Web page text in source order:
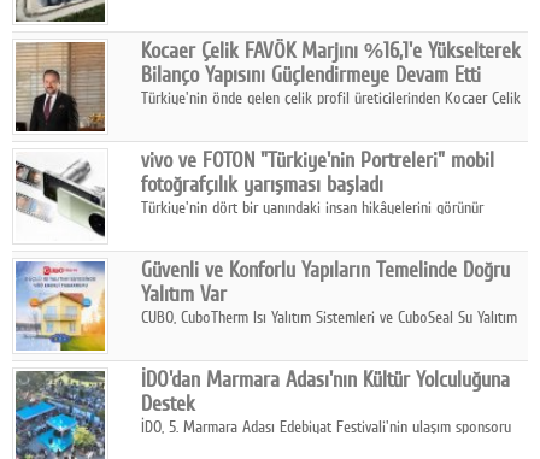
hasılatıyla Türkiye'nin en büyük 83. firması oldu.
Kocaer Çelik FAVÖK Marjını %16,1'e Yükselterek
Bilanço Yapısını Güçlendirmeye Devam Etti
Türkiye'nin önde gelen çelik profil üreticilerinden Kocaer Çelik
Çelik FAVÖK Marjını %16,1'e yükseltti.
vivo ve FOTON "Türkiye'nin Portreleri" mobil
fotoğrafçılık yarışması başladı
Türkiye'nin dört bir yanındaki insan hikâyelerini görünür
insanını, kültürünü ve yaşamını portre fotoğraflarıyla
anlatmaya davet ediyor.
Güvenli ve Konforlu Yapıların Temelinde Doğru
Yalıtım Var
CUBO, CuboTherm Isı Yalıtım Sistemleri ve CuboSeal Su Yalıtım
ve sürdürülebilir çözümler sunuyor.
İDO'dan Marmara Adası'nın Kültür Yolculuğuna
Destek
İDO, 5. Marmara Adası Edebiyat Festivali'nin ulaşım sponsoru